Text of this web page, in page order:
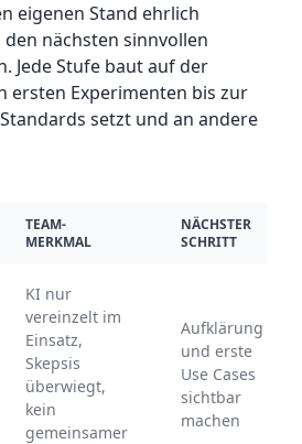
eigenen Stand ehrlich
nächsten sinnvollen
Jede Stufe baut auf der
ersten Experimenten bis zur
setzt und an andere
TEAM-
MERKMAL
NÄCHSTER
SCHRITT
KI nur
vereinzelt im
Einsatz,
Skepsis
überwiegt,
kein
gemeinsamer
Aufklärung
und erste
Use Cases
sichtbar
machen